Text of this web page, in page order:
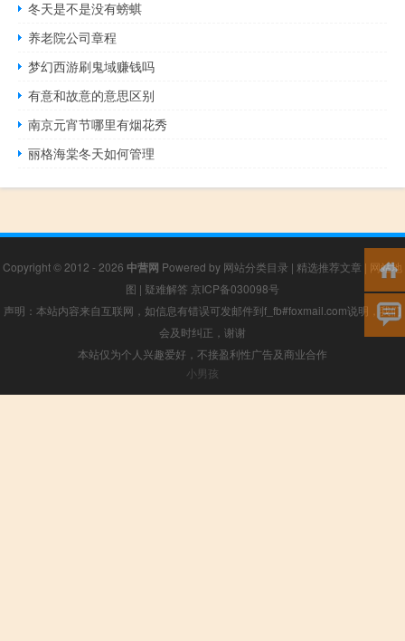
冬天是不是没有螃蜞
养老院公司章程
梦幻西游刷鬼域赚钱吗
有意和故意的意思区别
南京元宵节哪里有烟花秀
丽格海棠冬天如何管理
Copyright © 2012 - 2026 中营网 Powered by 网站分类目录 | 精选推荐文章 | 网站地
图 | 疑难解答 京ICP备030098号
声明：本站内容来自互联网，如信息有错误可发邮件到f_fb#foxmail.com说明，我们
会及时纠正，谢谢
本站仅为个人兴趣爱好，不接盈利性广告及商业合作
小男孩